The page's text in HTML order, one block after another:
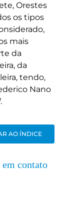
Orestes
os tipos
mais
da
da
tendo,
Nano
AO ÍNDICE
em contato